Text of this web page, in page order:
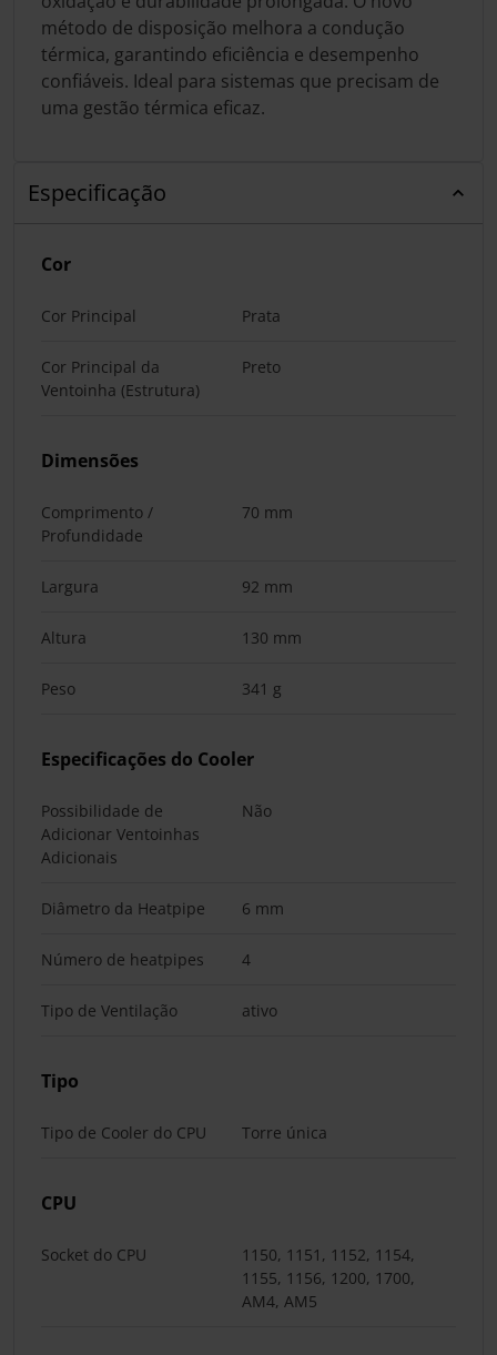
método de disposição melhora a condução
térmica, garantindo eficiência e desempenho
confiáveis. Ideal para sistemas que precisam de
uma gestão térmica eficaz.
Especificação
Cor
Cor Principal Prata
Cor Principal da
Ventoinha (Estrutura)
Preto
Dimensões
Comprimento /
Profundidade
70 mm
Largura 92 mm
Altura 130 mm
Peso 341 g
Especificações do Cooler
Possibilidade de
Adicionar Ventoinhas
Adicionais
Não
Diâmetro da Heatpipe 6 mm
Número de heatpipes 4
Tipo de Ventilação ativo
Tipo
Tipo de Cooler do CPU Torre única
CPU
Socket do CPU
1150, 1151, 1152, 1154,
1155, 1156, 1200, 1700,
AM4, AM5